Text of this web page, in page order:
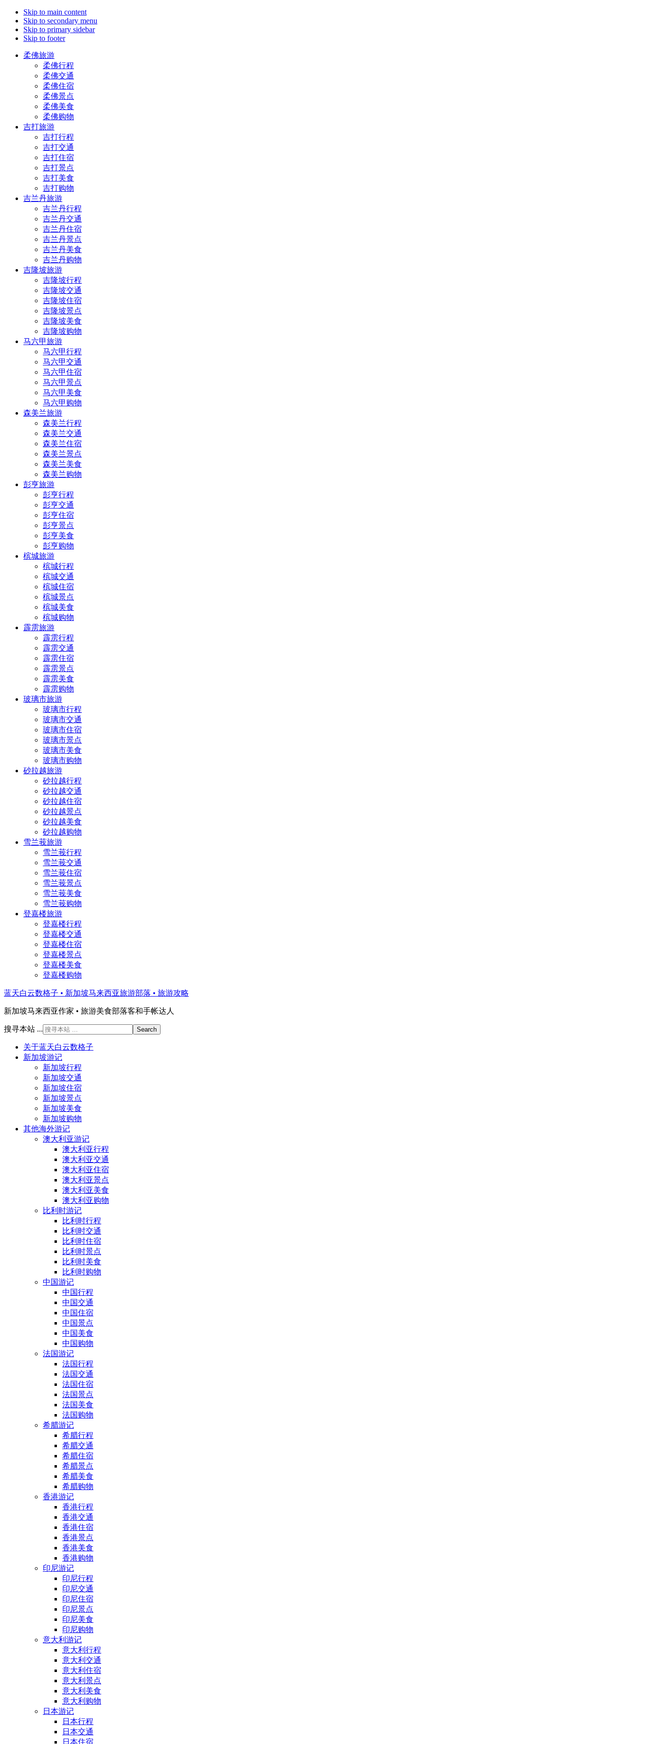
Skip to main content
Skip to secondary menu
Skip to primary sidebar
Skip to footer
柔佛旅游
柔佛行程
柔佛交通
柔佛住宿
柔佛景点
柔佛美食
柔佛购物
吉打旅游
吉打行程
吉打交通
吉打住宿
吉打景点
吉打美食
吉打购物
吉兰丹旅游
吉兰丹行程
吉兰丹交通
吉兰丹住宿
吉兰丹景点
吉兰丹美食
吉兰丹购物
吉隆坡旅游
吉隆坡行程
吉隆坡交通
吉隆坡住宿
吉隆坡景点
吉隆坡美食
吉隆坡购物
马六甲旅游
马六甲行程
马六甲交通
马六甲住宿
马六甲景点
马六甲美食
马六甲购物
森美兰旅游
森美兰行程
森美兰交通
森美兰住宿
森美兰景点
森美兰美食
森美兰购物
彭亨旅游
彭亨行程
彭亨交通
彭亨住宿
彭亨景点
彭亨美食
彭亨购物
槟城旅游
槟城行程
槟城交通
槟城住宿
槟城景点
槟城美食
槟城购物
霹雳旅游
霹雳行程
霹雳交通
霹雳住宿
霹雳景点
霹雳美食
霹雳购物
玻璃市旅游
玻璃市行程
玻璃市交通
玻璃市住宿
玻璃市景点
玻璃市美食
玻璃市购物
砂拉越旅游
砂拉越行程
砂拉越交通
砂拉越住宿
砂拉越景点
砂拉越美食
砂拉越购物
雪兰莪旅游
雪兰莪行程
雪兰莪交通
雪兰莪住宿
雪兰莪景点
雪兰莪美食
雪兰莪购物
登嘉楼旅游
登嘉楼行程
登嘉楼交通
登嘉楼住宿
登嘉楼景点
登嘉楼美食
登嘉楼购物
蓝天白云数格子 • 新加坡马来西亚旅游部落 • 旅游攻略
新加坡马来西亚作家 • 旅游美食部落客和手帐达人
搜寻本站 ...
关于蓝天白云数格子
新加坡游记
新加坡行程
新加坡交通
新加坡住宿
新加坡景点
新加坡美食
新加坡购物
其他海外游记
澳大利亚游记
澳大利亚行程
澳大利亚交通
澳大利亚住宿
澳大利亚景点
澳大利亚美食
澳大利亚购物
比利时游记
比利时行程
比利时交通
比利时住宿
比利时景点
比利时美食
比利时购物
中国游记
中国行程
中国交通
中国住宿
中国景点
中国美食
中国购物
法国游记
法国行程
法国交通
法国住宿
法国景点
法国美食
法国购物
希腊游记
希腊行程
希腊交通
希腊住宿
希腊景点
希腊美食
希腊购物
香港游记
香港行程
香港交通
香港住宿
香港景点
香港美食
香港购物
印尼游记
印尼行程
印尼交通
印尼住宿
印尼景点
印尼美食
印尼购物
意大利游记
意大利行程
意大利交通
意大利住宿
意大利景点
意大利美食
意大利购物
日本游记
日本行程
日本交通
日本住宿